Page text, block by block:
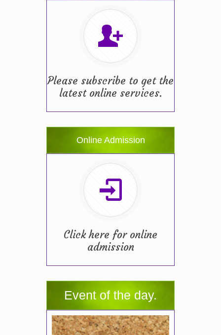
Please subscribe to get the
latest online services.
Online Admission
Click here for online
admission
Event of the day.